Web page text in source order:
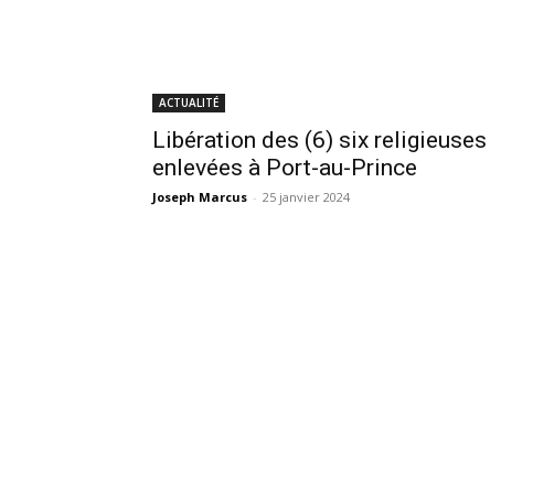
ACTUALITÉ
Libération des (6) six religieuses
enlevées à Port-au-Prince
Joseph Marcus - 25 janvier 2024